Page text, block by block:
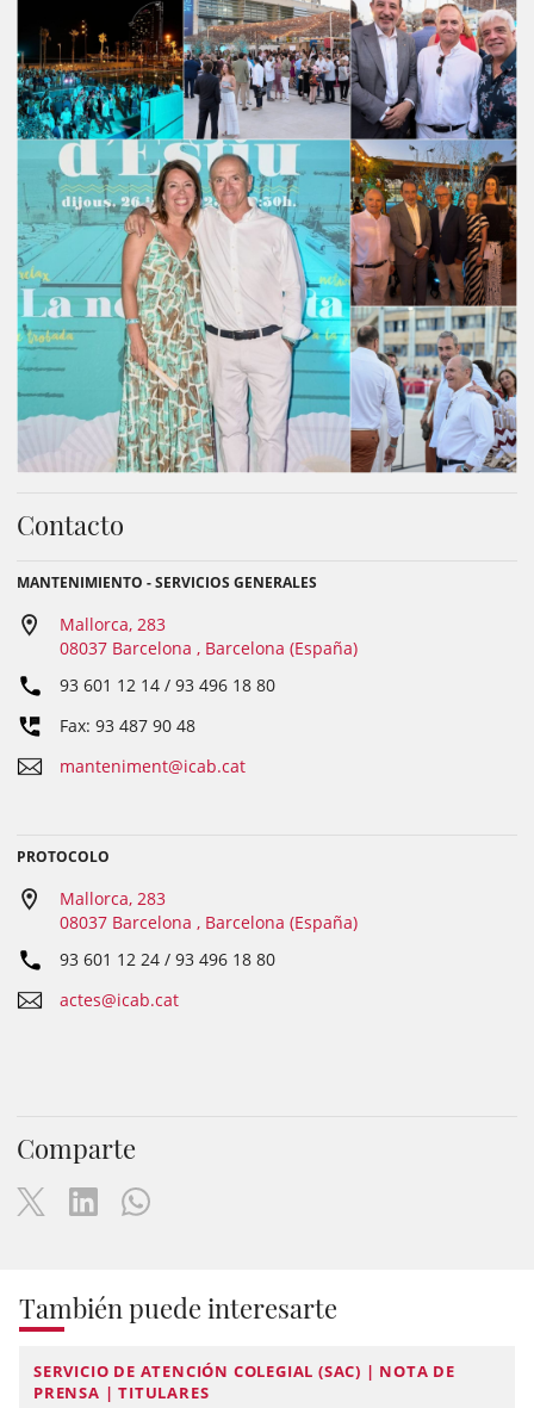
Contacto
MANTENIMIENTO - SERVICIOS GENERALES
Mallorca, 283
08037 Barcelona , Barcelona (España)
93 601 12 14 / 93 496 18 80
Fax: 93 487 90 48
manteniment@icab.cat
PROTOCOLO
Mallorca, 283
08037 Barcelona , Barcelona (España)
93 601 12 24 / 93 496 18 80
actes@icab.cat
Comparte
También puede interesarte
SERVICIO DE ATENCIÓN COLEGIAL (SAC) | NOTA DE
PRENSA | TITULARES